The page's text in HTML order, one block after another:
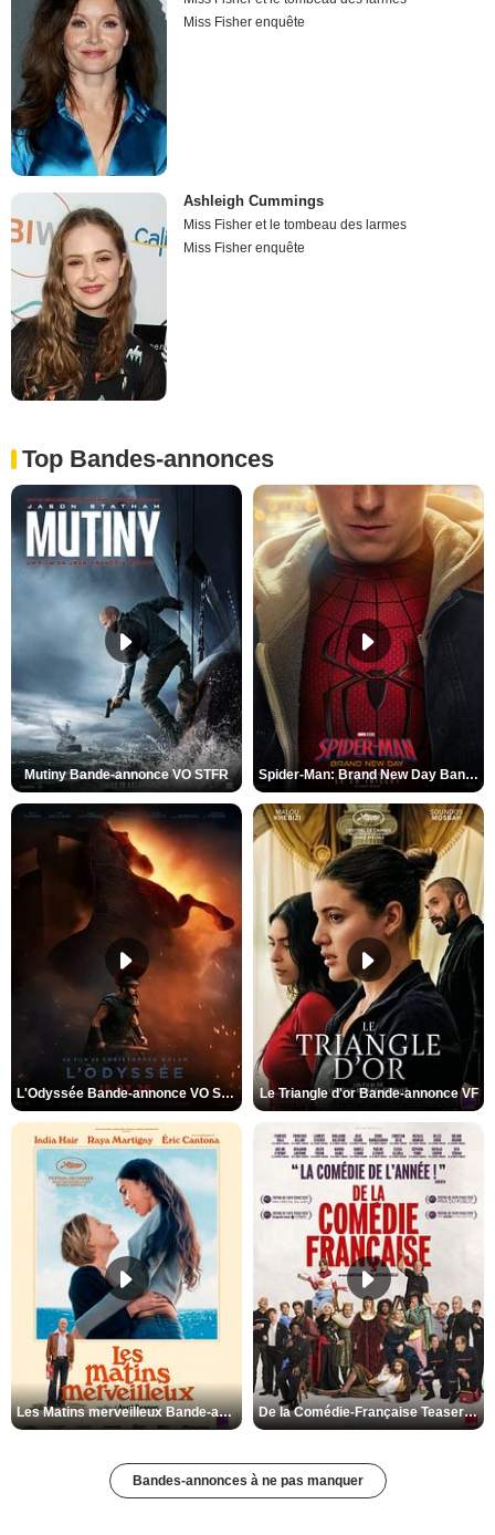
Miss Fisher enquête
Ashleigh Cummings
Miss Fisher et le tombeau des larmes
Miss Fisher enquête
Top Bandes-annonces
Mutiny Bande-annonce VO STFR Spider-Man: Brand New Day Bande-annonce VO STFR
L'Odyssée Bande-annonce VO STFR Le Triangle d'or Bande-annonce VF
Les Matins merveilleux Bande-annonce VF De la Comédie-Française Teaser VF
Bandes-annonces à ne pas manquer